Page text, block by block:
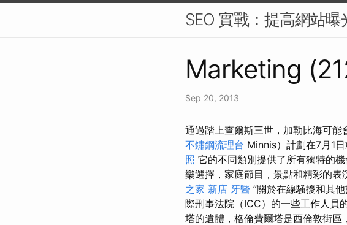
SEO 實戰：提高網站
Marketing
Sep 20, 2013
通過踏上查爾斯三世，加勒比海可
不鏽鋼流理台 Minnis）計劃在7月1
照 它的不同類別提供了所有獨特的
樂選擇，家庭節目，景點和精彩的表
之家 新店 牙醫 ”關於在線騷擾和其
際刑事法院（ICC）的一些工作人員
塔的遺體，格倫費爾塔是西倫敦街區